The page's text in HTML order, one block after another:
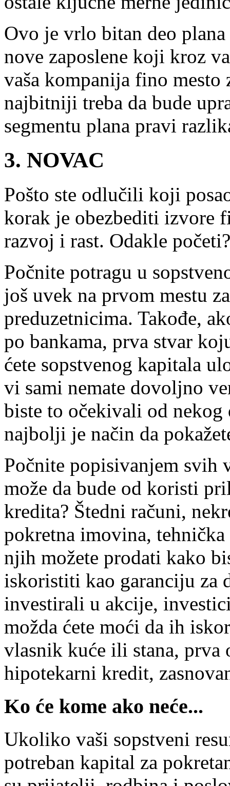
Ovo je vrlo bitan deo
nove zaposlene koji kroz
vaša kompanija fino
najbitniji treba da bude
segmentu plana pravi
3. NOVAC
Pošto ste odlučili koji
korak je obezbediti izvore
razvoj i rast. Odakle početi?
Počnite potragu u
još uvek na prvom mestu
preduzetnicima. Takođe,
po bankama, prva stvar
ćete sopstvenog kapitala
vi sami nemate dovoljno
biste to očekivali od
najbolji je način da
Počnite popisivanjem svih
može da bude od koristi
kredita? Štedni računi,
pokretna imovina,
njih možete prodati kako
iskoristiti kao garanciju za
investirali u akcije,
možda ćete moći da ih
vlasnik kuće ili stana, prva
hipotekarni kredit,
Ko će kome ako neće...
Ukoliko vaši sopstveni
potreban kapital za